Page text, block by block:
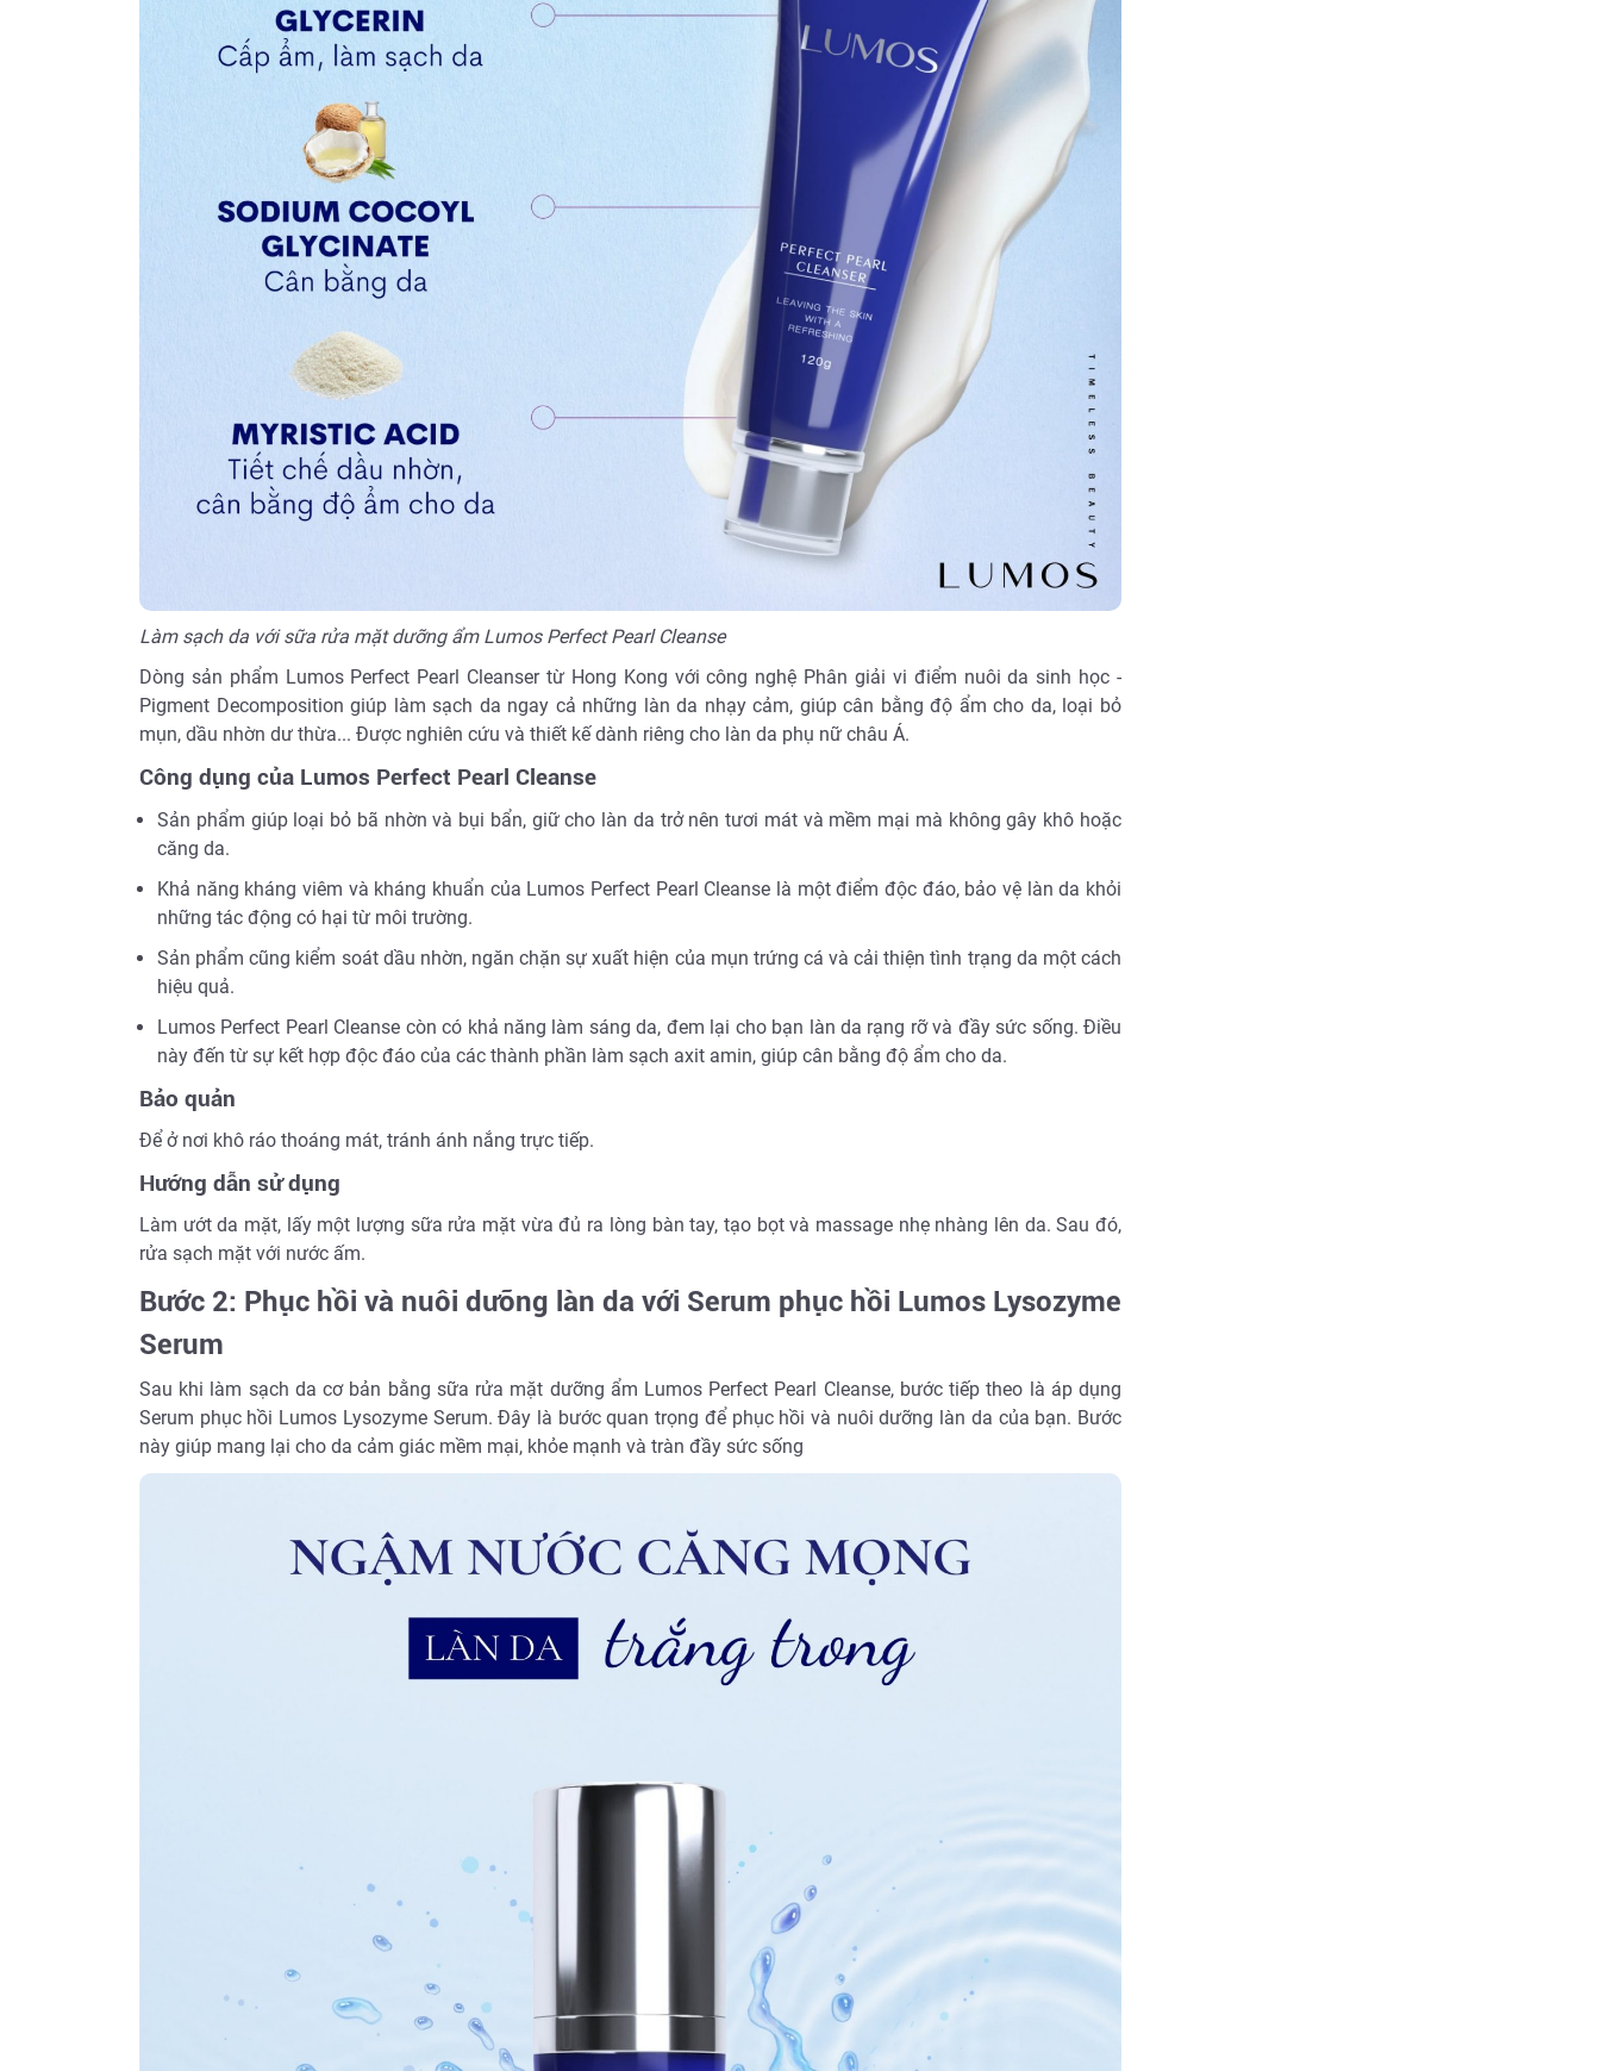
Làm sạch da với sữa rửa mặt dưỡng ẩm Lumos Perfect Pearl Cleanse
Dòng sản phẩm Lumos Perfect Pearl Cleanser từ Hong Kong với công nghệ Phân giải vi điểm nuôi da sinh học -
Pigment Decomposition giúp làm sạch da ngay cả những làn da nhạy cảm, giúp cân bằng độ ẩm cho da, loại bỏ
mụn, dầu nhờn dư thừa... Được nghiên cứu và thiết kế dành riêng cho làn da phụ nữ châu Á.
Công dụng của Lumos Perfect Pearl Cleanse
Sản phẩm giúp loại bỏ bã nhờn và bụi bẩn, giữ cho làn da trở nên tươi mát và mềm mại mà không gây khô hoặc
căng da.
Khả năng kháng viêm và kháng khuẩn của Lumos Perfect Pearl Cleanse là một điểm độc đáo, bảo vệ làn da khỏi
những tác động có hại từ môi trường.
Sản phẩm cũng kiểm soát dầu nhờn, ngăn chặn sự xuất hiện của mụn trứng cá và cải thiện tình trạng da một cách
hiệu quả.
Lumos Perfect Pearl Cleanse còn có khả năng làm sáng da, đem lại cho bạn làn da rạng rỡ và đầy sức sống. Điều
này đến từ sự kết hợp độc đáo của các thành phần làm sạch axit amin, giúp cân bằng độ ẩm cho da.
Bảo quản
Để ở nơi khô ráo thoáng mát, tránh ánh nắng trực tiếp.
Hướng dẫn sử dụng
Làm ướt da mặt, lấy một lượng sữa rửa mặt vừa đủ ra lòng bàn tay, tạo bọt và massage nhẹ nhàng lên da. Sau đó,
rửa sạch mặt với nước ấm.
Bước 2: Phục hồi và nuôi dưỡng làn da với Serum phục hồi Lumos Lysozyme
Serum
Sau khi làm sạch da cơ bản bằng sữa rửa mặt dưỡng ẩm Lumos Perfect Pearl Cleanse, bước tiếp theo là áp dụng
Serum phục hồi Lumos Lysozyme Serum. Đây là bước quan trọng để phục hồi và nuôi dưỡng làn da của bạn. Bước
này giúp mang lại cho da cảm giác mềm mại, khỏe mạnh và tràn đầy sức sống